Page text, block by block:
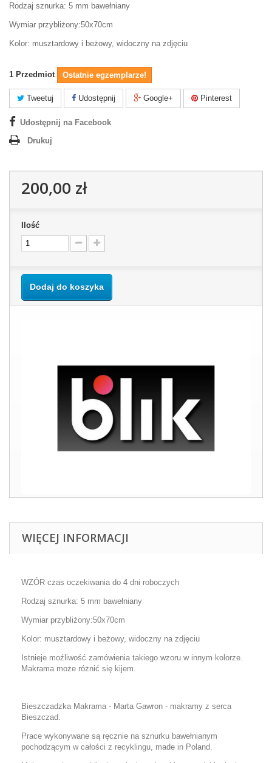
Rodzaj sznurka: 5 mm bawełniany
Wymiar przybliżony:50x70cm
Kolor: musztardowy i beżowy, widoczny na zdjęciu
1 Przedmiot Ostatnie egzemplarze!
Tweetuj Udostępnij Google+ Pinterest
Udostępnij na Facebook
Drukuj
200,00 zł
Ilość
Dodaj do koszyka
WIĘCEJ INFORMACJI
WZÓR czas oczekiwania do 4 dni roboczych
Rodzaj sznurka: 5 mm bawełniany
Wymiar przybliżony:50x70cm
Kolor: musztardowy i beżowy, widoczny na zdjęciu
Istnieje moźliwość zamówienia takiego wzoru w innym kolorze.
Makrama może różnić się kijem.
Bieszczadzka Makrama - Marta Gawron - makramy z serca
Bieszczad.
Prace wykonywane są ręcznie na sznurku bawełnianym
pochodzącym w całości z recyklingu, made in Poland.